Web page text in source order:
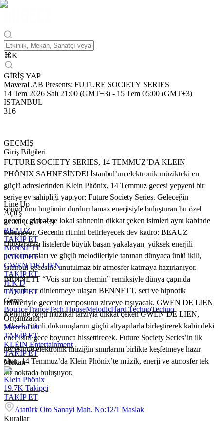
⌘K
GİRİŞ YAP
MaveraLAB Presents: FUTURE SOCIETY SERIES
14 Tem 2026 Salı 21:00 (GMT+3) - 15 Tem 05:00 (GMT+3)
ISTANBUL
316
GEÇMİŞ
Giriş Bilgileri
FUTURE SOCIETY SERIES, 14 TEMMUZ’DA KLEIN
PHÖNIX SAHNESİNDE! İstanbul’un elektronik müzikteki en
güçlü adreslerinden Klein Phönix, 14 Temmuz gecesi yepyeni bir
seriye ev sahipliği yapıyor: Future Society Series. Geleceğin
sound’unu bugünün durdurulamaz enerjisiyle buluşturan bu özel
gecede, global ve lokal sahnenin dikkat çeken isimleri aynı kabinde
buluşuyor. Gecenin ritmini belirleyecek dev kadro: BEAUZ
Uluslararası listelerde büyük başarı yakalayan, yüksek enerjili
performansları ve güçlü melodileriyle tanınan dünyaca ünlü ikili,
İstanbul gecesine unutulmaz bir atmosfer katmaya hazırlanıyor.
BENNETT “Vois sur ton chemin” remiksiyle dünya çapında
milyarlarca dinlenmeye ulaşan BENNETT, sert ve hipnotik
ritimleriyle gecenin temposunu zirveye taşıyacak. GWEN DE LIEN
Kendine özgü müzikal tarzıyla dikkat çeken GWEN DE LIEN,
yüksek ritimli dokunuşlarını güçlü altyapılarla birleştirerek kabindeki
enerjisini gece boyunca hissettirecek. Future Society Series’in ilk
gecesinde elektronik müziğin sınırlarını birlikte keşfetmeye hazır
olun. 14 Temmuz’da Klein Phönix’te müzik, enerji ve atmosfer tek
bir noktada buluşuyor.
Line Up
Açılış
21:00 (GMT+3)
BEAUZ
TAKİP ET
BENNETT
TAKİP ET
GWEN DE LIEN
TAKİP ET
JEK D
TAKİP ET
Genre
BounceTranceTech HouseMelodicHard TechnoTechno
Organizatör
MaveraLab
TAKİP ET
KLEIN Entertainment
TAKİP ET
Mekan
Klein Phönix
19.7K Takipçi
TAKİP ET
Atatürk Oto Sanayi Mah. No:12/1 Maslak
Kurallar